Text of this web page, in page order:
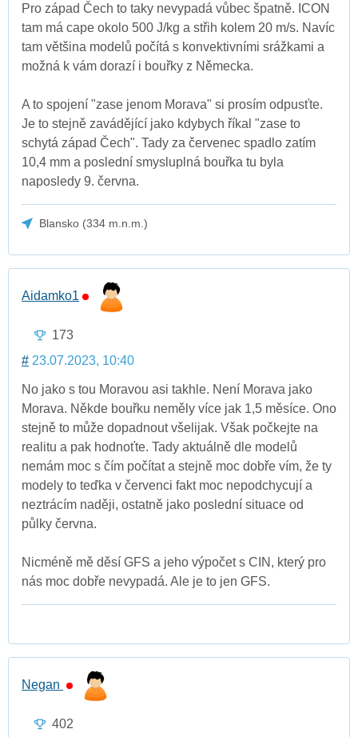
Pro západ Čech to taky nevypadá vůbec špatně. ICON
tam má cape okolo 500 J/kg a střih kolem 20 m/s. Navíc
tam většina modelů počítá s konvektivními srážkami a
možná k vám dorazí i bouřky z Německa.
A to spojení "zase jenom Morava" si prosím odpusťte.
Je to stejně zavádějící jako kdybych říkal "zase to
schytá západ Čech". Tady za červenec spadlo zatím
10,4 mm a poslední smysluplná bouřka tu byla
naposledy 9. června.
Blansko (334 m.n.m.)
Aidamko1
173
# 23.07.2023, 10:40
No jako s tou Moravou asi takhle. Není Morava jako
Morava. Někde bouřku neměly více jak 1,5 měsíce. Ono
stejně to může dopadnout všelijak. Však počkejte na
realitu a pak hodnoťte. Tady aktuálně dle modelů
nemám moc s čím počítat a stejně moc dobře vím, že ty
modely to teďka v červenci fakt moc nepodchycují a
neztrácím naději, ostatně jako poslední situace od
půlky června.
Nicméně mě děsí GFS a jeho výpočet s CIN, který pro
nás moc dobře nevypadá. Ale je to jen GFS.
Negan
402